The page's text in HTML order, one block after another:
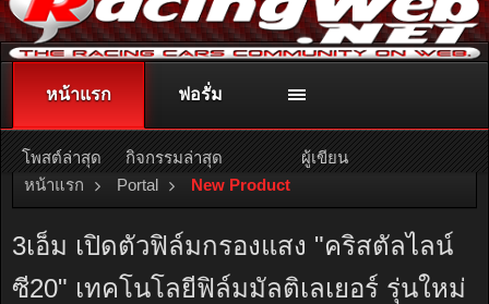
ติดต่อลงโฆษณา racingweb@gmail.comหรือโทร. 081-811-1138
หรืออ่านรายละเอียดเพิ่มเติม คลิกที่นี่
หน้าแรก Portal New Product
3เอ็ม เปิดตัวฟิล์มกรองแสง "คริสตัลไลน์
ซี20" เทคโนโลยีฟิล์มมัลติเลเยอร์ รุ่นใหม่
หน้าแรก
โพสต์ล่าสุด กิจกรรมล่าสุด ผู้เขียน
ฟอรั่ม